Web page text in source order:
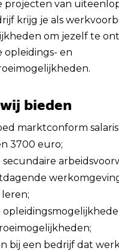
projecten van
krijg je als
om jezelf te
opleidings- en
bieden
marktconform
3700 euro;
secundaire
bij een bedrijf dat